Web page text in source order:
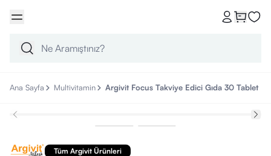
Ana Sayfa Multivitamin Argivit Focus Takviye Edici Gıda 30 Tablet
Tüm Argivit Ürünleri